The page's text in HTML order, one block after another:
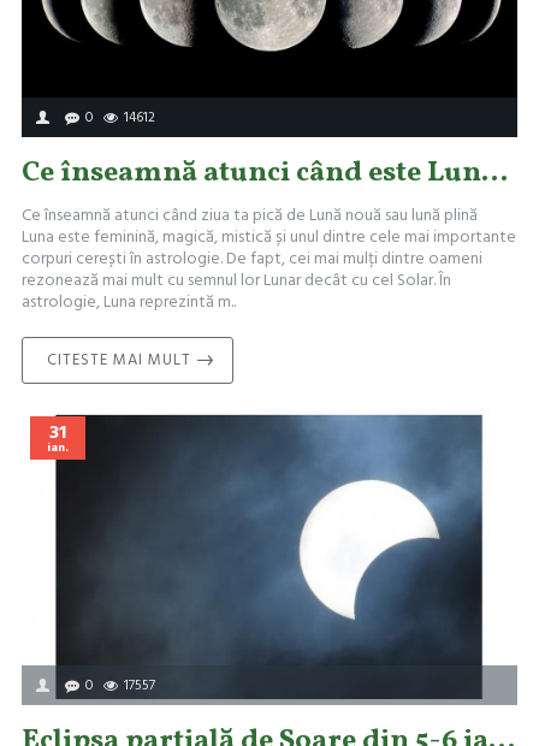
0 14612
Ce înseamnă atunci când este Lună Plină sau Lună Nouă de ziua ta
Ce înseamnă atunci când ziua ta pică de Lună nouă sau lună plină
Luna este feminină, magică, mistică și unul dintre cele mai importante
corpuri cerești în astrologie. De fapt, cei mai mulți dintre oameni
rezonează mai mult cu semnul lor Lunar decât cu cel Solar. În
astrologie, Luna reprezintă m..
CITESTE MAI MULT
31
ian.
0 17557